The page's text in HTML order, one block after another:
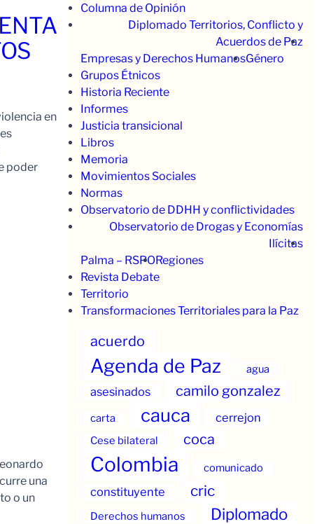
en
poder
una
o un
Columna de Opinión
Diplomado Territorios, Conflicto y
Acuerdos de Paz
Empresas y Derechos HumanosGénero
Grupos Étnicos
Historia Reciente
Informes
Justicia transicional
Libros
Memoria
Movimientos Sociales
Normas
Observatorio de DDHH y conflictividades
Observatorio de Drogas y Economías
Ilícitas
Palma – RSPORegiones
Revista Debate
Territorio
Transformaciones Territoriales para la Paz
acuerdo
Agenda de Paz agua
asesinados camilo gonzalez
carta cauca cerrejon
Cese bilateral coca
Colombia comunicado
constituyente cric
Derechos humanos Diplomado